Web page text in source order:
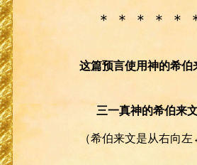
＊ ＊ ＊ ＊ ＊
这篇预言使用神的希伯
三一真神的希伯来
（希伯来文是从右向左